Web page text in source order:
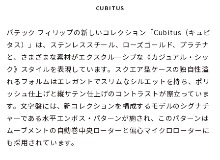
CUBITUS
パテック フィリップの新しいコレクション「Cubitus（キュビ
タス）」は、ステンレススチール、ローズゴールド、プラチナ
と、さまざまな素材がエクスクルーシブな《カジュアル・シッ
ク》スタイルを表現しています。スクエア型ケースの独自性溢
れるフォルムはエレガントでスリムなシルエットを持ち、ポリ
ッシュ仕上げと縦サテン仕上げのコントラストが際立っていま
す。文字盤には、新コレクションを構成するモデルのシグナチ
ャーである水平エンボス・パターンが施され、このパターンは
ムーブメントの自動巻中央ローターと偏心マイクロローターに
も採用されています。